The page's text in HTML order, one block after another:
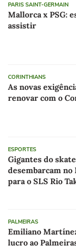
PARIS SAINT-GERMAIN
Mallorca x PSG:
assistir
CORINTHIANS
As novas
renovar com o
ESPORTES
Gigantes do
desembarcam no
para o SLS Rio
PALMEIRAS
Emiliano
lucro ao